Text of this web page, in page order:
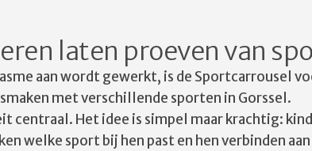
laten proeven van
aan wordt gewerkt, is de Sportcarrousel
met verschillende sporten in Gorssel.
centraal. Het idee is simpel maar krachtig:
welke sport bij hen past en hen verbinden